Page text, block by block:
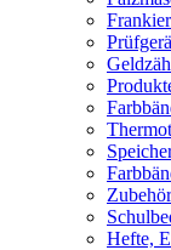
Zubehör
Hefte,